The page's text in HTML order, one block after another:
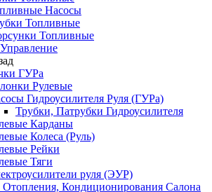
Насосы
Топливные
Топливные
ГУРа
Рулевые
Гидроусилителя Руля (ГУРа)
Трубки, Патрубки Гидроусилителя
Карданы
Колеса (Руль)
Рейки
Тяги
руля (ЭУР)
Отопления, Кондиционирования Салона